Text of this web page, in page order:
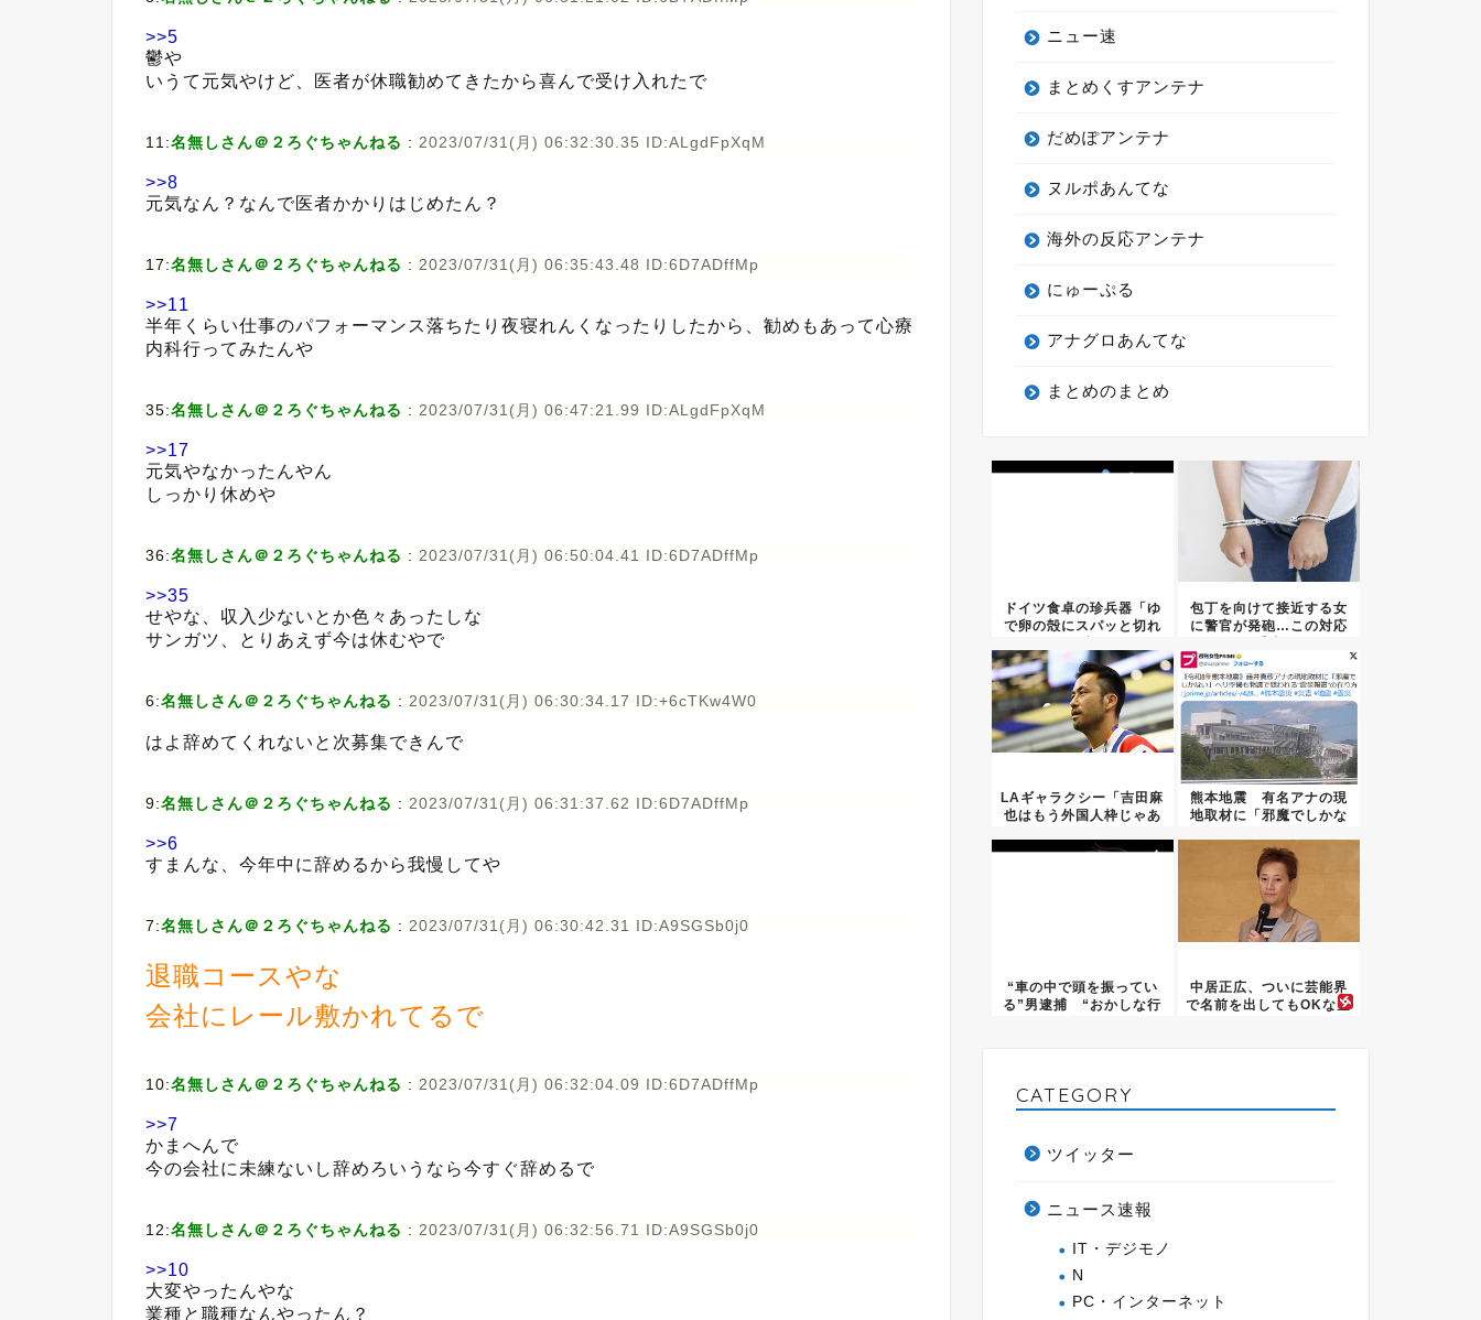
>>5
鬱や
いうて元気やけど、医者が休職勧めてきたから喜んで受け入れたで
11:名無しさん＠２ろぐちゃんねる : 2023/07/31(月) 06:32:30.35 ID:ALgdFpXqM
>>8
元気なん？なんで医者かかりはじめたん？
17:名無しさん＠２ろぐちゃんねる : 2023/07/31(月) 06:35:43.48 ID:6D7ADffMp
>>11
半年くらい仕事のパフォーマンス落ちたり夜寝れんくなったりしたから、勧めもあって心療
内科行ってみたんや
35:名無しさん＠２ろぐちゃんねる : 2023/07/31(月) 06:47:21.99 ID:ALgdFpXqM
>>17
元気やなかったんやん
しっかり休めや
36:名無しさん＠２ろぐちゃんねる : 2023/07/31(月) 06:50:04.41 ID:6D7ADffMp
>>35
せやな、収入少ないとか色々あったしな
サンガツ、とりあえず今は休むやで
6:名無しさん＠２ろぐちゃんねる : 2023/07/31(月) 06:30:34.17 ID:+6cTKw4W0
はよ辞めてくれないと次募集できんで
9:名無しさん＠２ろぐちゃんねる : 2023/07/31(月) 06:31:37.62 ID:6D7ADffMp
>>6
すまんな、今年中に辞めるから我慢してや
7:名無しさん＠２ろぐちゃんねる : 2023/07/31(月) 06:30:42.31 ID:A9SGSb0j0
退職コースやな
会社にレール敷かれてるで
10:名無しさん＠２ろぐちゃんねる : 2023/07/31(月) 06:32:04.09 ID:6D7ADffMp
>>7
かまへんで
今の会社に未練ないし辞めろいうなら今すぐ辞めるで
12:名無しさん＠２ろぐちゃんねる : 2023/07/31(月) 06:32:56.71 ID:A9SGSb0j0
>>10
大変やったんやな
業種と職種なんやったん？
ニュー速
まとめくすアンテナ
だめぽアンテナ
ヌルポあんてな
海外の反応アンテナ
にゅーぷる
アナグロあんてな
まとめのまとめ
ドイツ食卓の珍兵器「ゆ
で卵の殻にスパッと切れ
包丁を向けて接近する女
に警官が発砲…この対応
LAギャラクシー「吉田麻
也はもう外国人枠じゃあ
熊本地震 有名アナの現
地取材に「邪魔でしかな
“車の中で頭を振ってい
る”男逮捕 “おかしな行
中居正広、ついに芸能界
で名前を出してもOKな空
CATEGORY
ツイッター
ニュース速報
IT・デジモノ
N
PC・インターネット